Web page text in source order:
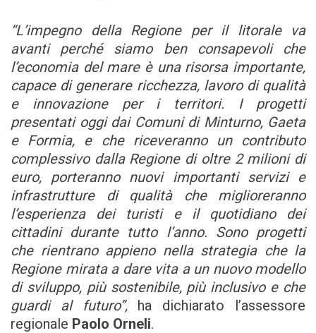
“L’impegno della Regione per il litorale va
avanti perché siamo ben consapevoli che
l’economia del mare è una risorsa importante,
capace di generare ricchezza, lavoro di qualità
e innovazione per i territori. I progetti
presentati oggi dai Comuni di Minturno, Gaeta
e Formia, e che riceveranno un contributo
complessivo dalla Regione di oltre 2 milioni di
euro, porteranno nuovi importanti servizi e
infrastrutture di qualità che miglioreranno
l’esperienza dei turisti e il quotidiano dei
cittadini durante tutto l’anno. Sono progetti
che rientrano appieno nella strategia che la
Regione mirata a dare vita a un nuovo modello
di sviluppo, più sostenibile, più inclusivo e che
guardi al futuro”, ha dichiarato l’assessore
regionale Paolo Orneli.